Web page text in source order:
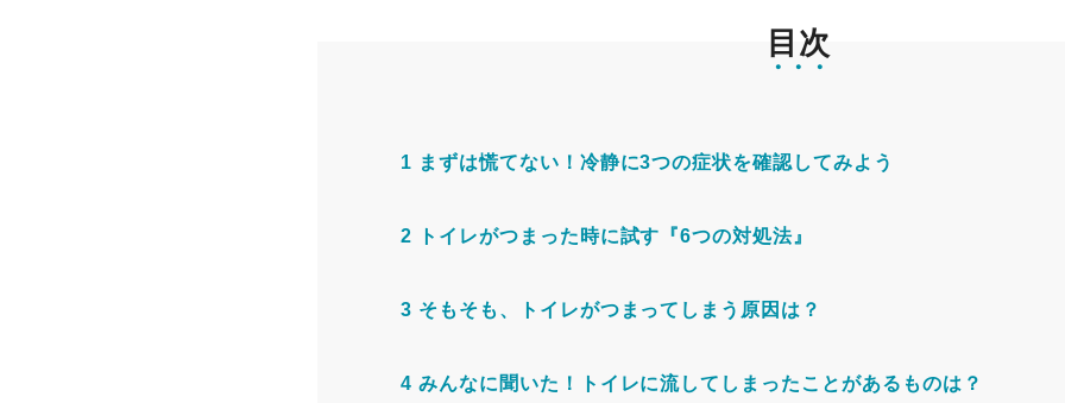
目次
1 まずは慌てない！冷静に3つの症状を確認してみよう
2 トイレがつまった時に試す『6つの対処法』
3 そもそも、トイレがつまってしまう原因は？
4 みんなに聞いた！トイレに流してしまったことがあるものは？